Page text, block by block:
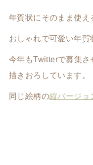
年賀状にそのまま使
おしゃれで可愛い年賀
今年もTwitterで募集
描きおろしています。
同じ絵柄の縦バージョ